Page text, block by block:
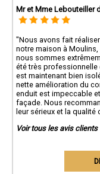
Mr et Mme Lebouteiller
"Nous avons fait
notre maison à
nous sommes
été très professionnelle
est maintenant bien
nette amélioration du
enduit est impeccable
façade. Nous
leur sérieux et la qualité
Voir tous les avis clients